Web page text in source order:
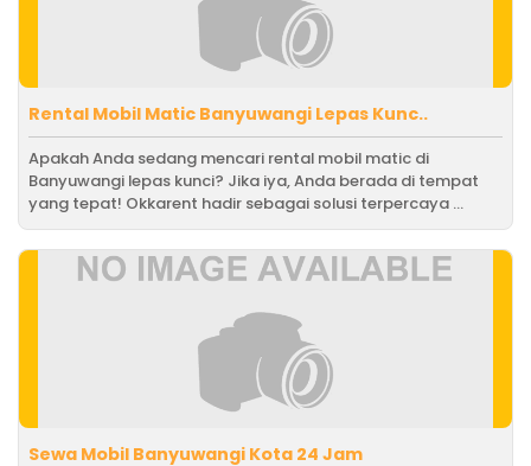
Rental Mobil Matic Banyuwangi Lepas Kunc..
Apakah Anda sedang mencari rental mobil matic di
Banyuwangi lepas kunci? Jika iya, Anda berada di tempat
yang tepat! Okkarent hadir sebagai solusi terpercaya ...
Sewa Mobil Banyuwangi Kota 24 Jam